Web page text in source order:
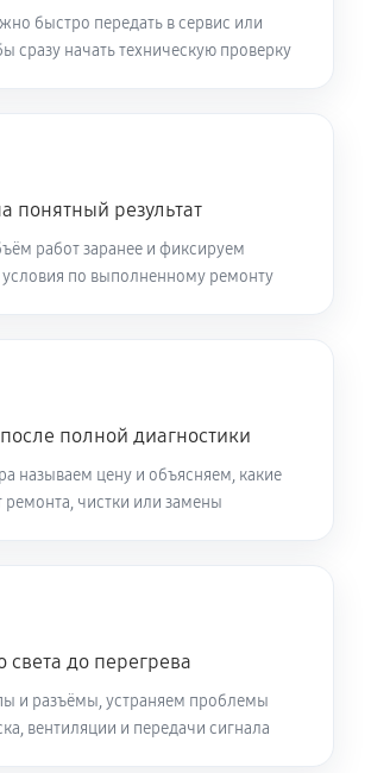
быстро передать в сервис или
сразу начать техническую проверку
понятный результат
работ заранее и фиксируем
условия по выполненному ремонту
полной диагностики
называем цену и объясняем, какие
ремонта, чистки или замены
света до перегрева
и разъёмы, устраняем проблемы
вентиляции и передачи сигнала